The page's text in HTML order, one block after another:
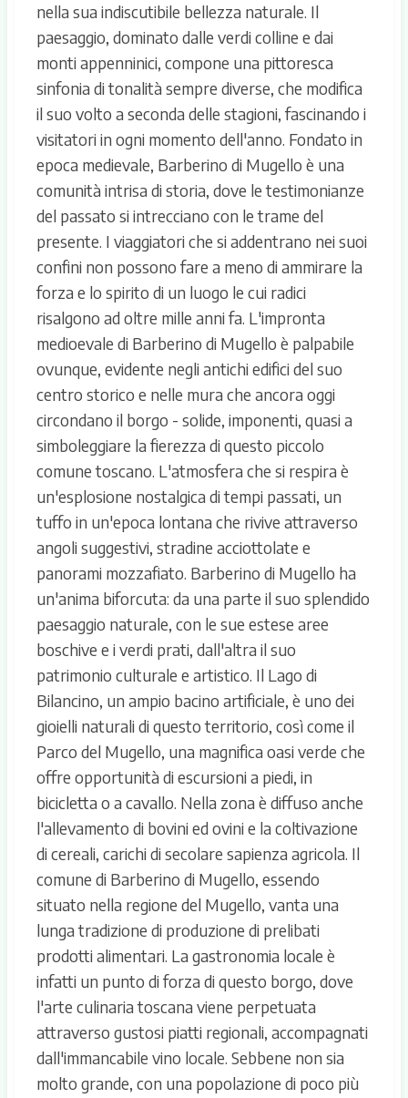
nella sua indiscutibile bellezza naturale. Il
paesaggio, dominato dalle verdi colline e dai
monti appenninici, compone una pittoresca
sinfonia di tonalità sempre diverse, che modifica
il suo volto a seconda delle stagioni, fascinando i
visitatori in ogni momento dell'anno. Fondato in
epoca medievale, Barberino di Mugello è una
comunità intrisa di storia, dove le testimonianze
del passato si intrecciano con le trame del
presente. I viaggiatori che si addentrano nei suoi
confini non possono fare a meno di ammirare la
forza e lo spirito di un luogo le cui radici
risalgono ad oltre mille anni fa. L'impronta
medioevale di Barberino di Mugello è palpabile
ovunque, evidente negli antichi edifici del suo
centro storico e nelle mura che ancora oggi
circondano il borgo - solide, imponenti, quasi a
simboleggiare la fierezza di questo piccolo
comune toscano. L'atmosfera che si respira è
un'esplosione nostalgica di tempi passati, un
tuffo in un'epoca lontana che rivive attraverso
angoli suggestivi, stradine acciottolate e
panorami mozzafiato. Barberino di Mugello ha
un'anima biforcuta: da una parte il suo splendido
paesaggio naturale, con le sue estese aree
boschive e i verdi prati, dall'altra il suo
patrimonio culturale e artistico. Il Lago di
Bilancino, un ampio bacino artificiale, è uno dei
gioielli naturali di questo territorio, così come il
Parco del Mugello, una magnifica oasi verde che
offre opportunità di escursioni a piedi, in
bicicletta o a cavallo. Nella zona è diffuso anche
l'allevamento di bovini ed ovini e la coltivazione
di cereali, carichi di secolare sapienza agricola. Il
comune di Barberino di Mugello, essendo
situato nella regione del Mugello, vanta una
lunga tradizione di produzione di prelibati
prodotti alimentari. La gastronomia locale è
infatti un punto di forza di questo borgo, dove
l'arte culinaria toscana viene perpetuata
attraverso gustosi piatti regionali, accompagnati
dall'immancabile vino locale. Sebbene non sia
molto grande, con una popolazione di poco più